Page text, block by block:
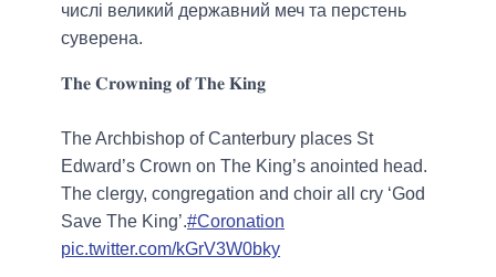
числі великий державний меч та перстень
суверена.
𝐓𝐡𝐞 𝐂𝐫𝐨𝐰𝐧𝐢𝐧𝐠 𝐨𝐟 𝐓𝐡𝐞 𝐊𝐢𝐧𝐠
The Archbishop of Canterbury places St
Edward’s Crown on The King’s anointed head.
The clergy, congregation and choir all cry ‘God
Save The King’.#Coronation
pic.twitter.com/kGrV3W0bky